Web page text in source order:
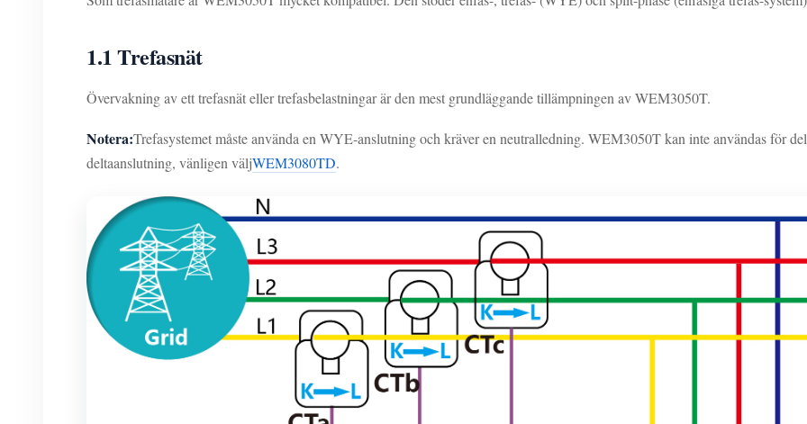
1.1 Trefasnät
Övervakning av ett trefasnät eller trefasbelastningar är den mest grundläggande tillämpningen av WEM3050T.
Notera:Trefasystemet måste använda en WYE-anslutning och kräver en neutralledning. WEM3050T kan inte användas för
deltaanslutning, vänligen väljWEM3080TD.